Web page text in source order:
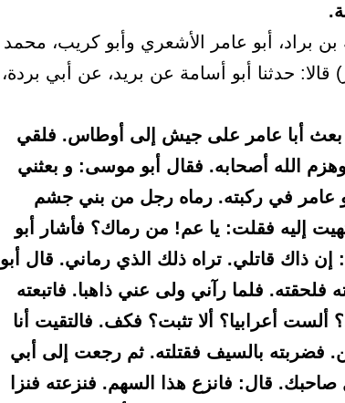
بن براد، أبو عامر الأشعري وأبو كريب، محمد
قالا: حدثنا أبو أسامة عن بريد، عن أبي بردة،
بعث أبا عامر على جيش إلى أوطاس. فلقي
الله أصحابه. فقال أبو موسى: و بعثني
عامر في ركبته. رماه رجل من بني جشم
إليه فقلت: يا عم! من رماك؟ فأشار أبو
ذاك قاتلي. تراه ذلك الذي رماني. قال أبو
فلما رآني ولى عني ذاهبا. فاتبعته
أعرابيا؟ ألا تثبت؟ فكف. فالتقيت أنا
فضربته بالسيف فقتلته. ثم رجعت إلى أبي
قال: فانزع هذا السهم. فنزعته فنزا